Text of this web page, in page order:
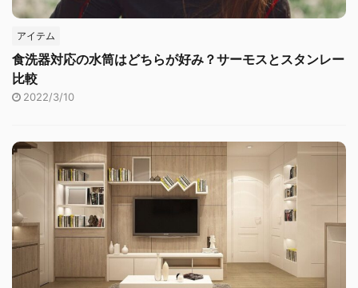
アイテム
食洗器対応の水筒はどちらが好み？サーモスとスタンレー
比較
2022/3/10